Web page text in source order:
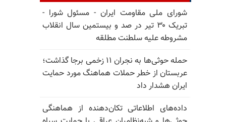
شورای ملی مقاومت ایران - مسئول شورا -
تبریک ۳۰ تیر در صد و بیستمین سال انقلاب
مشروطه علیه سلطنت مطلقه
حمله حوثی‌ها به نجران ۱۱ زخمی برجا گذاشت؛
عربستان از خطر حملات هماهنگ مورد حمایت
ایران هشدار داد
داده‌های اطلاعاتی تکان‌دهنده از هماهنگی